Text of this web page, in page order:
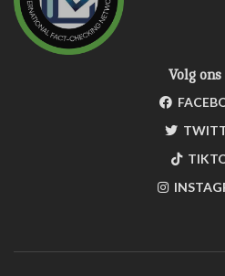
Volg ons